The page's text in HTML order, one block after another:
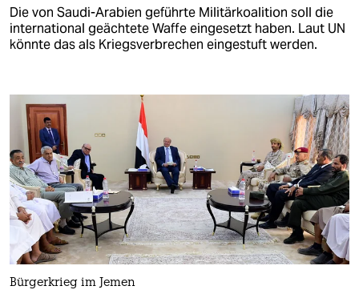
Die von Saudi-Arabien geführte Militärkoalition soll die
international geächtete Waffe eingesetzt haben. Laut UN
könnte das als Kriegsverbrechen eingestuft werden.
Bürgerkrieg im Jemen